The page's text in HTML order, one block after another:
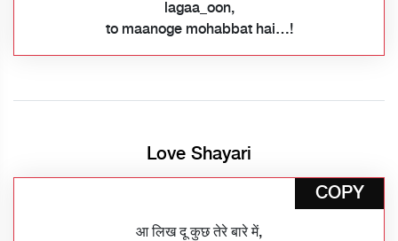
lagaa_oon,
to maanoge mohabbat hai…!
Love Shayari
COPY
आ लिख दू कुछ तेरे बारे में,